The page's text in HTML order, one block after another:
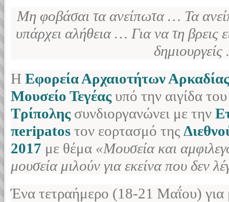
Μη φοβάσαι τα ανείπωτα … Τα
υπάρχει αλήθεια … Για να τη βρεις
H Εφορεία Αρχαιοτήτων Αρκαδίας
Μουσείο Τεγέας υπό την αιγίδα του
Τρίπολης συνδιοργανώνει με την
πeripatos τον εορτασμό της
2017 με θέμα «Μουσεία και
μουσεία μιλούν για εκείνα που δεν
Ένα τετραήμερο (18-21 Μαΐου) για